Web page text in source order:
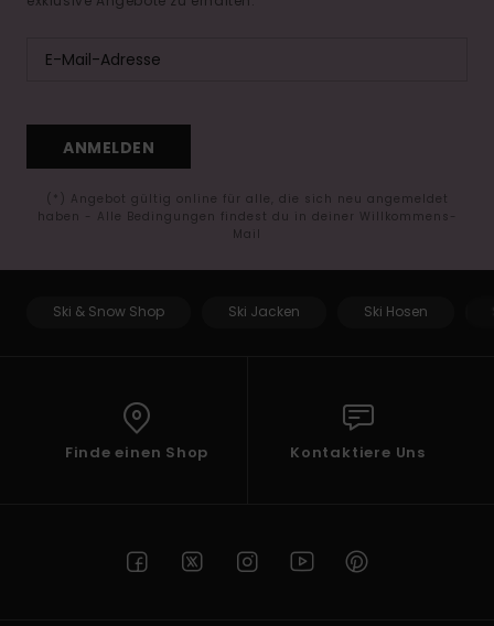
ANMELDEN
(*) Angebot gültig online für alle, die sich neu angemeldet
haben - Alle Bedingungen findest du in deiner Willkommens-
Mail
Ski & Snow Shop Ski Jacken Ski Hosen
Finde einen Shop Kontaktiere Uns